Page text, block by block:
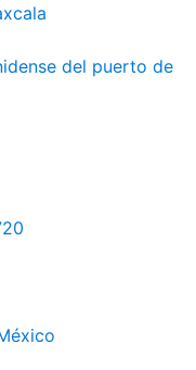
del puerto de